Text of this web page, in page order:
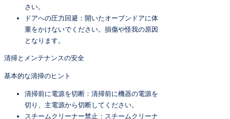
さい。
ドアへの圧力回避：開いたオーブンドアに体
重をかけないでください。損傷や怪我の原因
となります。
清掃とメンテナンスの安全
基本的な清掃のヒント
清掃前に電源を切断：清掃前に機器の電源を
切り、主電源から切断してください。
スチームクリーナー禁止：スチームクリーナ